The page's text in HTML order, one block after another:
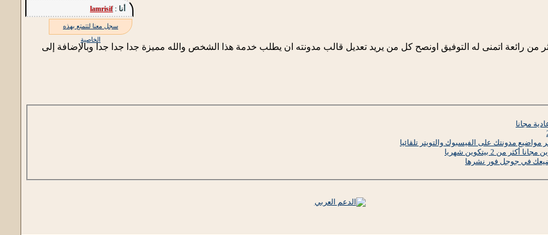
أنا :lamrisif
سجل معنا لتتمتع بهذه
الخاصية
رائعة اتمنى له التوفيق اونصح كل من يريد تعديل قالب مدونته ان يطلب خدمة هذا الشخص والله مميزة جدا جدا جدا وبالإضافة إلى
مجانا
مدونتك على الفيسبوك والتويتر تلقائيا
من 2 بيتكوين شهريا
في جوجل فور نشرها